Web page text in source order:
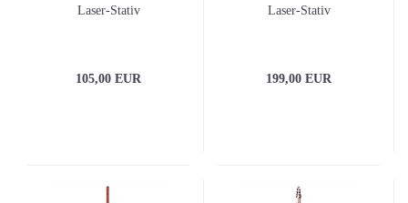
Laser-Stativ
105,00 EUR
Laser-Stativ
199,00 EUR